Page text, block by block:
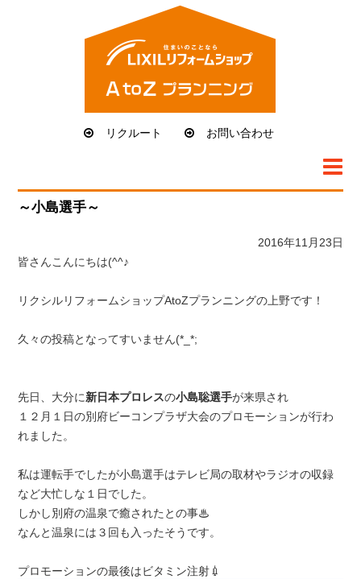
リクルート お問い合わせ
LRSのリフォーム
会社概要
～小島選手～
2016年11月23日
皆さんこんにちは(^^♪
リクシルリフォームショップAtoZプランニングの上野です！
久々の投稿となってすいません(*_*;
先日、大分に新日本プロレスの小島聡選手が来県され
１２月１日の別府ビーコンプラザ大会のプロモーションが行わ
れました。
私は運転手でしたが小島選手はテレビ局の取材やラジオの収録
など大忙しな１日でした。
しかし別府の温泉で癒されたとの事♨
なんと温泉には３回も入ったそうです。
プロモーションの最後はビタミン注射💉